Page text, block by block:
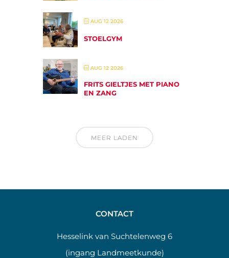
AUG 12 2026
STOELGYM
AUG 12 2026
FRITS GIELTJES MET PIANO
EN ZANG
MEER LADEN
CONTACT
Hesselink van Suchtelenweg 6
(ingang Landmeetkunde)